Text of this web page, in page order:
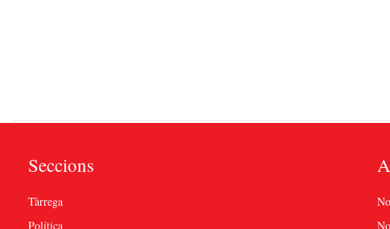
Seccions
Tàrrega
Política